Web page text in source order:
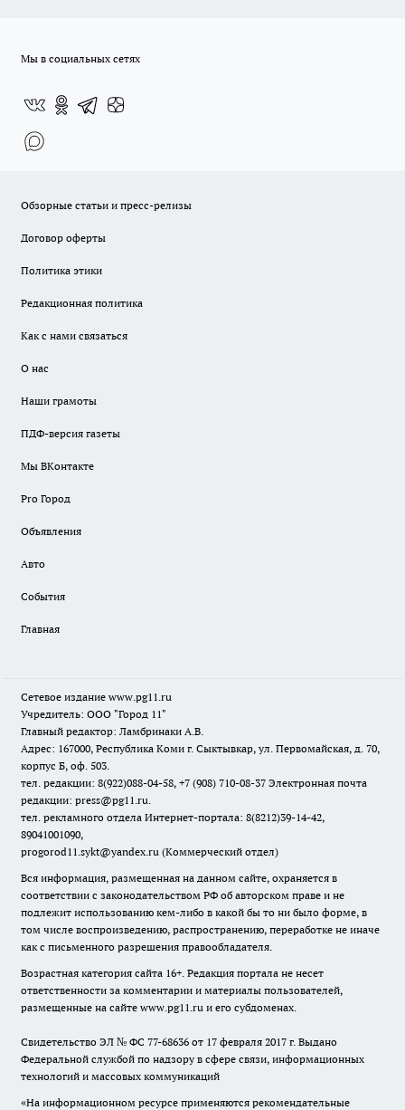
Мы в социальных сетях
Обзорные статьи и пресс-релизы
Договор оферты
Политика этики
Редакционная политика
Как с нами связаться
О нас
Наши грамоты
ПДФ-версия газеты
Мы ВКонтакте
Pro Город
Объявления
Авто
События
Главная
Сетевое издание www.pg11.ru
Учредитель: ООО "Город 11"
Главный редактор: Ламбринаки А.В.
Адрес: 167000, Республика Коми г. Сыктывкар, ул. Первомайская, д. 70,
корпус Б, оф. 503.
тел. редакции: 8(922)088-04-58, +7 (908) 710-08-37 Электронная почта
редакции: press@pg11.ru.
тел. рекламного отдела Интернет-портала: 8(8212)39-14-42,
89041001090,
progorod11.sykt@yandex.ru (Коммерческий отдел)
Вся информация, размещенная на данном сайте, охраняется в
соответствии с законодательством РФ об авторском праве и не
подлежит использованию кем-либо в какой бы то ни было форме, в
том числе воспроизведению, распространению, переработке не иначе
как с письменного разрешения правообладателя.
Возрастная категория сайта 16+. Редакция портала не несет
ответственности за комментарии и материалы пользователей,
размещенные на сайте www.pg11.ru и его субдоменах.
Свидетельство ЭЛ № ФС 77-68636 от 17 февраля 2017 г. Выдано
Федеральной службой по надзору в сфере связи, информационных
технологий и массовых коммуникаций
«На информационном ресурсе применяются рекомендательные